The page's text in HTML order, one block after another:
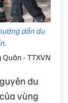
dẫn du
- TTXVN
du
vùng